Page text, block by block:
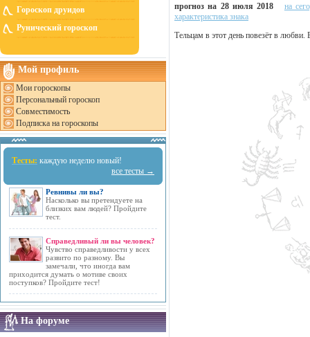
Гороскоп друидов
Рунический гороскоп
Мой профиль
Мои гороскопы
Персональный гороскоп
Совместимость
Подписка на гороскопы
Тесты: каждую неделю новый!
все тесты →
Ревнивы ли вы?
Насколько вы претендуете на
близких вам людей? Пройдите
тест.
Справедливый ли вы человек?
Чувство справедливости у всех
развито по разному. Вы
замечали, что иногда вам
приходится думать о мотиве своих
поступков? Пройдите тест!
На форуме
прогноз на 28 июля 2018
на
характеристика знака
Тельцам в этот день повезёт в любви.